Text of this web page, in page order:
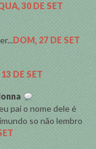
30 DE SET
DOM, 27 DE SET
DE SET
pai o nome dele é
so não lembro